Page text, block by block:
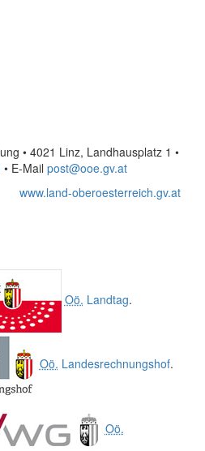
• 4021 Linz, Landhausplatz 1 •
• E-Mail post@ooe.gv.at
www.land-oberoesterreich.gv.at
Oö. Landtag.
Oö. Landesrechnungshof.
Oö.